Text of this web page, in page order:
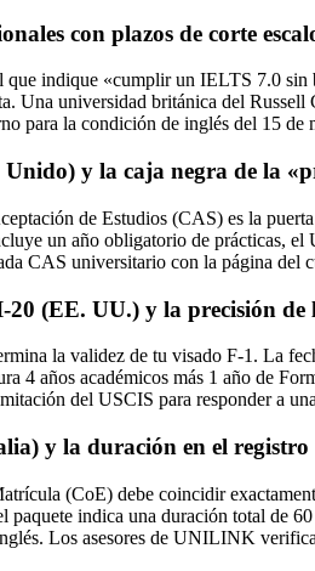
con plazos de corte
indique «cumplir un IELTS 7.0 sin
Una universidad británica del
para la condición de inglés del 15 de
y la caja negra de la
de Estudios (CAS) es la
un año obligatorio de prácticas,
CAS universitario con la página del
(EE. UU.) y la precisión
la validez de tu visado F‑1. La
4 años académicos más 1 año de
del USCIS para responder a
y la duración en el
(CoE) debe coincidir
paquete indica una duración total de
Los asesores de UNILINK